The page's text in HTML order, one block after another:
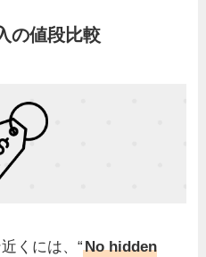
の値段比較
くには、“No hidden